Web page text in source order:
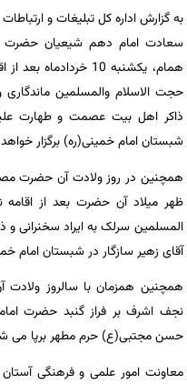
به گزارش اداره کل تبلیغات و
سعادت امام دهم شیعیان حضرت
همام، یکشنبه 10
حجت الاسلام والمسلمین
ذاکر اهل بیت عصمت و طهارت
شبستان امام خمینی(ره) برگزار
ظهر میلاد آن حضرت بعد از
المسلمین سرلک به ایراد سخنرانی
آقای زهیر سازگار در شبستان امام
همچنین همزمان با سالروز ولادت
حسن مجتبی(ع) حرم مطهر برپا می
معاونت امور علمی و فرهنگی